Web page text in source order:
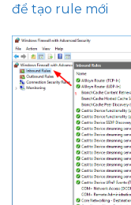
để tạo rule mới